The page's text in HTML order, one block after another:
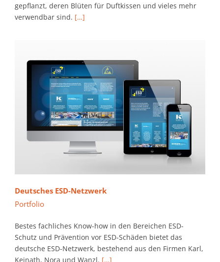
gepflanzt, deren Blüten für Duftkissen und vieles mehr
verwendbar sind. […]
Deutsches ESD-Netzwerk
Portfolio
Bestes fachliches Know-how in den Bereichen ESD-
Schutz und Prävention vor ESD-Schäden bietet das
deutsche ESD-Netzwerk, bestehend aus den Firmen Karl,
Keinath, Nora und Wanzl. […]